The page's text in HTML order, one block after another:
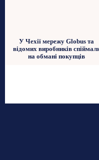
У Чехії мережу Globus та
відомих виробників
на обмані покупців